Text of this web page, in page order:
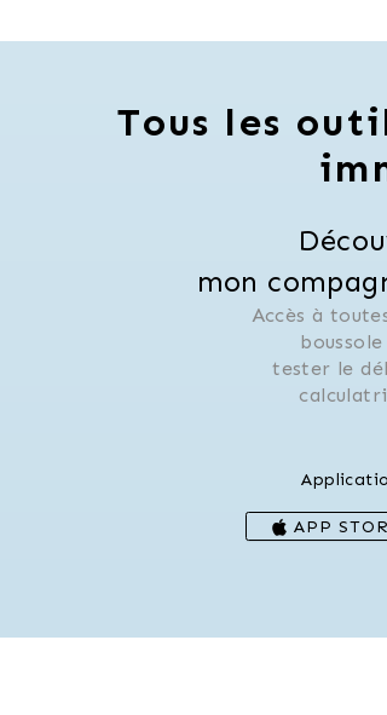
Tous les
mon
Accès à
tester le
APP